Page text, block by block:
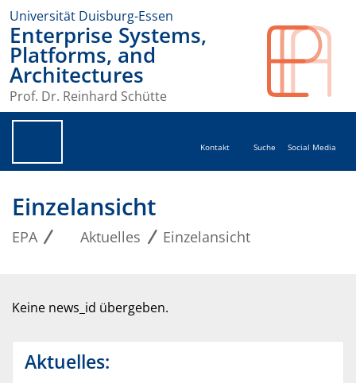
Universität Duisburg-Essen
Enterprise Systems,
Platforms, and
Architectures
Prof. Dr. Reinhard Schütte
Kontakt Suche Social Media
Einzelansicht
EPA Aktuelles Einzelansicht
Keine news_id übergeben.
Aktuelles: